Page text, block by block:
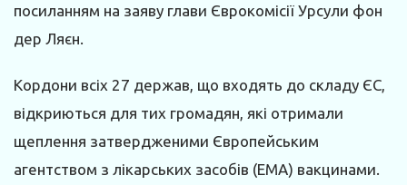
посиланням на заяву глави Єврокомісії Урсули фон
дер Ляєн.
Кордони всіх 27 держав, що входять до складу ЄС,
відкриються для тих громадян, які отримали
щеплення затвердженими Європейським
агентством з лікарських засобів (EMA) вакцинами.